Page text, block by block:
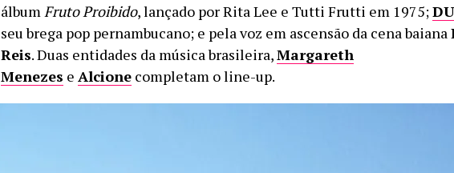
álbum Fruto Proibido, lançado por Rita Lee e Tutti Frutti em 1975;
seu brega pop pernambucano; e pela voz em ascensão da cena baiana
Reis. Duas entidades da música brasileira,Margareth
Menezes e Alcione completam o line-up.